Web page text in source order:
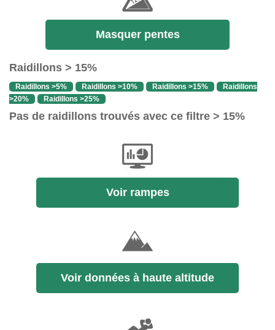
Masquer pentes
Raidillons > 15%
Raidillons >5% Raidillons >10% Raidillons >15%
Raidillons
>20%
Raidillons >25%
Pas de raidillons trouvés avec ce filtre > 15%
Voir rampes
Voir données à haute altitude